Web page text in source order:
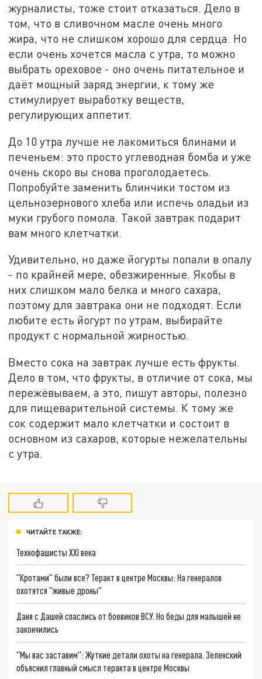
журналисты, тоже стоит отказаться. Дело в
том, что в сливочном масле очень много
жира, что не слишком хорошо для сердца. Но
если очень хочется масла с утра, то можно
выбрать ореховое - оно очень питательное и
даёт мощный заряд энергии, к тому же
стимулирует выработку веществ,
регулирующих аппетит.
До 10 утра лучше не лакомиться блинами и
печеньем: это просто углеводная бомба и уже
очень скоро вы снова проголодаетесь.
Попробуйте заменить блинчики тостом из
цельнозернового хлеба или испечь оладьи из
муки грубого помола. Такой завтрак подарит
вам много клетчатки.
Удивительно, но даже йогурты попали в опалу
- по крайней мере, обезжиренные. Якобы в
них слишком мало белка и много сахара,
поэтому для завтрака они не подходят. Если
любите есть йогурт по утрам, выбирайте
продукт с нормальной жирностью.
Вместо сока на завтрак лучше есть фрукты.
Дело в том, что фрукты, в отличие от сока, мы
пережёвываем, а это, пишут авторы, полезно
для пищеварительной системы. К тому же
сок содержит мало клетчатки и состоит в
основном из сахаров, которые нежелательны
с утра.
ЧИТАЙТЕ ТАКЖЕ:
Технофашисты XXI века
"Кротами" были все? Теракт в центре Москвы: На генералов
охотятся "живые дроны"
Даня с Дашей спаслись от боевиков ВСУ. Но беды для малышей не
закончились
"Мы вас заставим": Жуткие детали охоты на генерала. Зеленский
объяснил главный смысл теракта в центре Москвы